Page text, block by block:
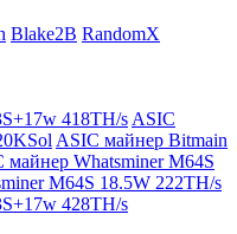
Blake2B RandomX
418TH/s ASIC
ASIC майнер Bitmain
майнер Whatsminer M64S
M64S 18.5W 222TH/s
428TH/s